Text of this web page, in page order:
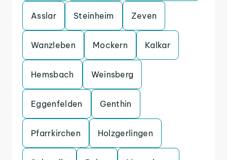
Asslar Steinheim Zeven
Wanzleben Mockern Kalkar
Hemsbach Weinsberg
Eggenfelden Genthin
Pfarrkirchen Holzgerlingen